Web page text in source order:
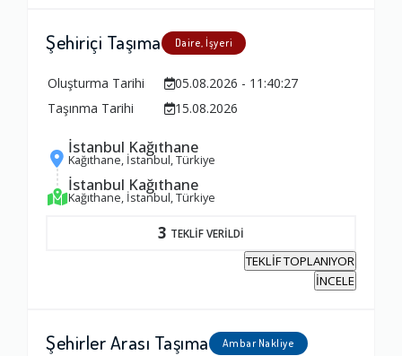
Şehiriçi Taşıma Daire, İşyeri
Oluşturma Tarihi
05.08.2026 - 11:40:27
Taşınma Tarihi
15.08.2026
İstanbul Kağıthane
Kağıthane, İstanbul, Türkiye
İstanbul Kağıthane
Kağıthane, İstanbul, Türkiye
3 TEKLİF VERİLDİ
TEKLİF TOPLANIYOR
İNCELE
Şehirler Arası Taşıma Ambar Nakliye